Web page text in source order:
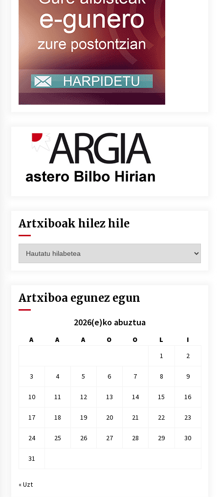
Artxiboak hilez hile
hilez
Artxiboa egunez egun
2026(e)ko abuztua
A A A O O L
I
1
2
3 4 5 6 7 8 9
10 11 12 13 14 15 16
17 18 19 20 21 22 23
24 25 26 27 28 29 30
31
« Uzt